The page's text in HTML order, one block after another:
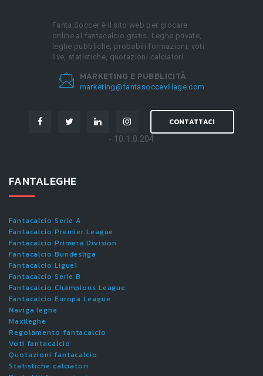
Fanta.Soccer è il sito web per giocare
online al fantacalcio gratis. Leghe private,
leghe pubbliche, probabili formazioni, voti
live, statistiche, quotazioni calciatori.
MARKETING E PUBBLICITÀ
marketing@fantasoccevillage.com
CONTATTACI
- 10.1.0.204
FANTALEGHE
Fantacalcio Serie A
Fantacalcio Premier League
Fantacalcio Primera Division
Fantacalcio Bundesliga
Fantacalcio Ligue1
Fantacalcio Serie B
Fantacalcio Champions League
Fantacalcio Europa League
Naviga leghe
Maxileghe
Regolamento fantacalcio
Voti fantacalcio
Quotazioni fantacalcio
Statistiche calciatori